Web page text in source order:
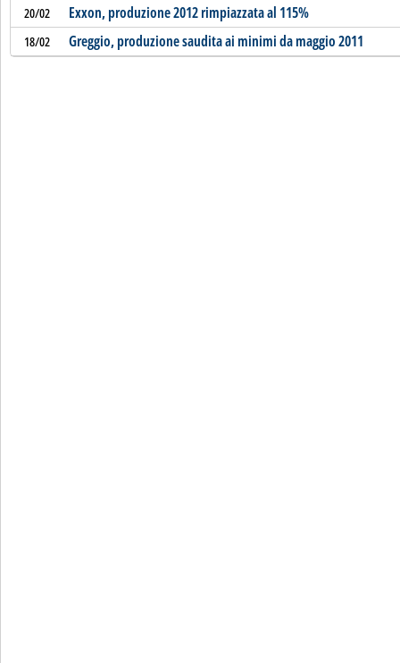
20/02 Exxon, produzione 2012 rimpiazzata al 115%
18/02 Greggio, produzione saudita ai minimi da maggio 2011